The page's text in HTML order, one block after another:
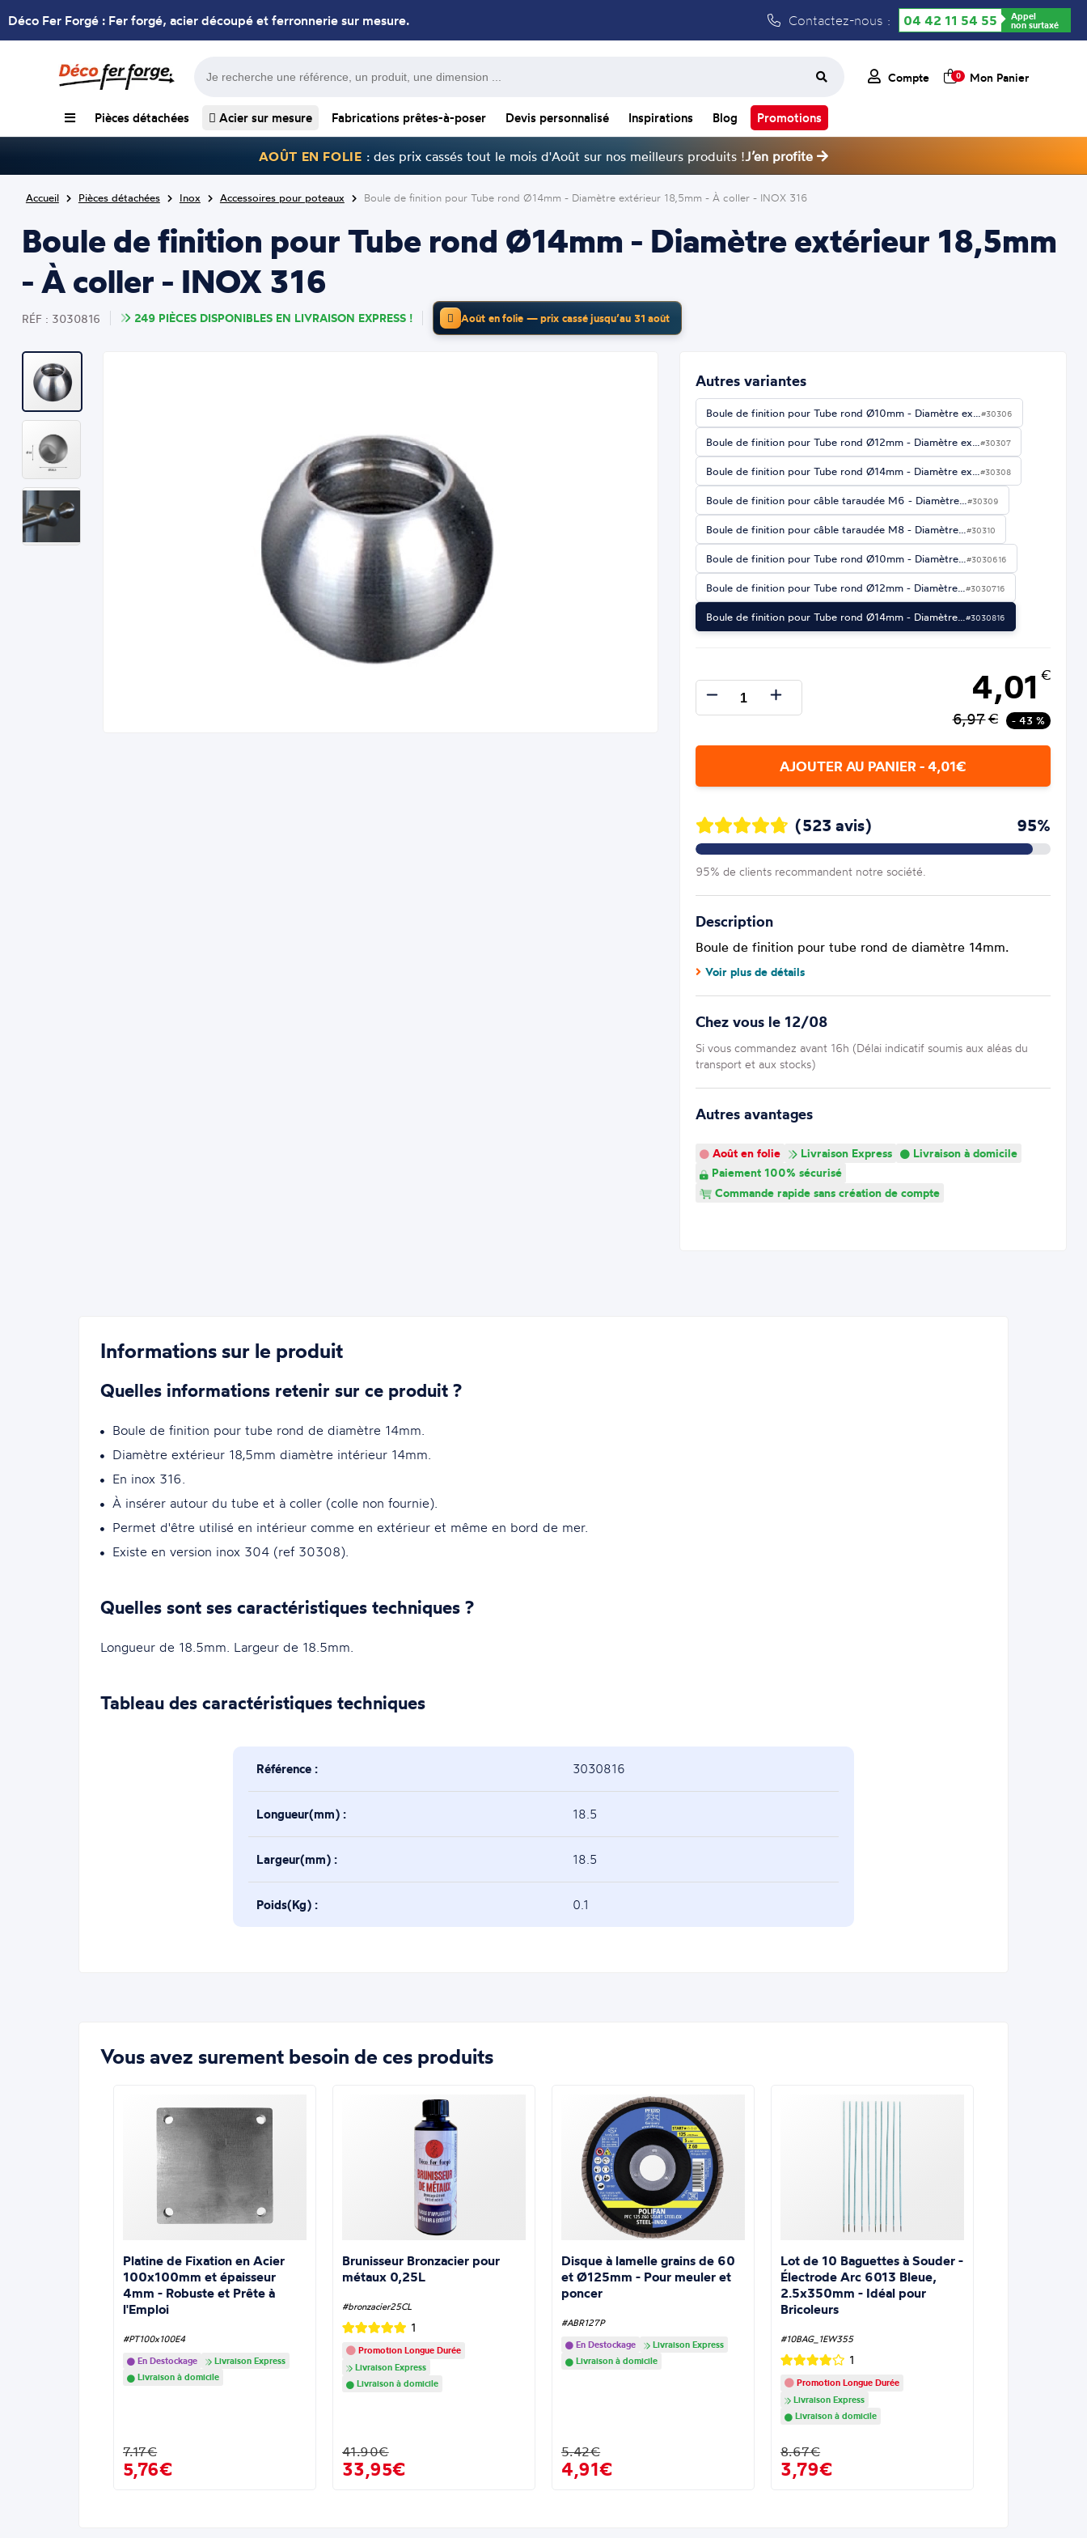
Déco Fer Forgé : Fer forgé, acier découpé et ferronnerie sur mesure. Contactez-nous : 04 42 11 54 55 Appel
non surtaxé
Compte 0 Mon Panier
Pièces détachées Acier sur mesure Fabrications prêtes-à-poser Devis personnalisé Inspirations Blog Promotions
AOÛT EN FOLIE : des prix cassés tout le mois d'Août sur nos meilleurs produits !J’en profite
Accueil Pièces détachées Inox Accessoires pour poteaux Boule de finition pour Tube rond Ø14mm - Diamètre extérieur 18,5mm - À coller - INOX 316
Boule de finition pour Tube rond Ø14mm - Diamètre extérieur 18,5mm
- À coller - INOX 316
RÉF : 3030816 249 PIÈCES DISPONIBLES EN LIVRAISON EXPRESS ! Août en folie — prix cassé jusqu’au 31 août
Autres variantes
Boule de finition pour Tube rond Ø10mm - Diamètre ex… #30306
Boule de finition pour Tube rond Ø12mm - Diamètre ex… #30307
Boule de finition pour Tube rond Ø14mm - Diamètre ex… #30308
Boule de finition pour câble taraudée M6 - Diamètre… #30309
Boule de finition pour câble taraudée M8 - Diamètre… #30310
Boule de finition pour Tube rond Ø10mm - Diamètre… #3030616
Boule de finition pour Tube rond Ø12mm - Diamètre… #3030716
Boule de finition pour Tube rond Ø14mm - Diamètre… #3030816
4,01 €
6,97€ - 43 %
AJOUTER AU PANIER - 4,01€
(523 avis) 95%
95% de clients recommandent notre société.
Description
Boule de finition pour tube rond de diamètre 14mm.
Voir plus de détails
Chez vous le 12/08
Si vous commandez avant 16h (Délai indicatif soumis aux aléas du
transport et aux stocks)
Autres avantages
Août en folie Livraison Express
Livraison à domicile
Paiement 100% sécurisé
Commande rapide sans création de compte
Informations sur le produit
Quelles informations retenir sur ce produit ?
Boule de finition pour tube rond de diamètre 14mm.
Diamètre extérieur 18,5mm diamètre intérieur 14mm.
En inox 316.
À insérer autour du tube et à coller (colle non fournie).
Permet d'être utilisé en intérieur comme en extérieur et même en bord de mer.
Existe en version inox 304 (ref 30308).
Quelles sont ses caractéristiques techniques ?
Longueur de 18.5mm. Largeur de 18.5mm.
Tableau des caractéristiques techniques
Référence : 3030816
Longueur(mm) : 18.5
Largeur(mm) : 18.5
Poids(Kg) : 0.1
Vous avez surement besoin de ces produits
Platine de Fixation en Acier
100x100mm et épaisseur
4mm - Robuste et Prête à
l'Emploi
#PT100x100E4
En Destockage
Livraison Express
Livraison à domicile
7.17€
5,76€
Brunisseur Bronzacier pour
métaux 0,25L
#bronzacier25CL
1
Promotion Longue Durée
Livraison Express
Livraison à domicile
41.90€
33,95€
Disque à lamelle grains de 60
et Ø125mm - Pour meuler et
poncer
#ABR127P
En Destockage
Livraison Express
Livraison à domicile
5.42€
4,91€
Lot de 10 Baguettes à Souder -
Électrode Arc 6013 Bleue,
2.5x350mm - Idéal pour
Bricoleurs
#10BAG_1EW355
1
Promotion Longue Durée
Livraison Express
Livraison à domicile
8.67€
3,79€